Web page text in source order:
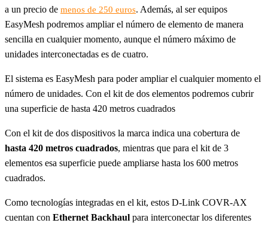
a un precio de menos de 250 euros. Además, al ser equipos
EasyMesh podremos ampliar el número de elemento de manera
sencilla en cualquier momento, aunque el número máximo de
unidades interconectadas es de cuatro.
El sistema es EasyMesh para poder ampliar el cualquier momento el
número de unidades. Con el kit de dos elementos podremos cubrir
una superficie de hasta 420 metros cuadrados
Con el kit de dos dispositivos la marca indica una cobertura de
hasta 420 metros cuadrados, mientras que para el kit de 3
elementos esa superficie puede ampliarse hasta los 600 metros
cuadrados.
Como tecnologías integradas en el kit, estos D-Link COVR-AX
cuentan con Ethernet Backhaul para interconectar los diferentes